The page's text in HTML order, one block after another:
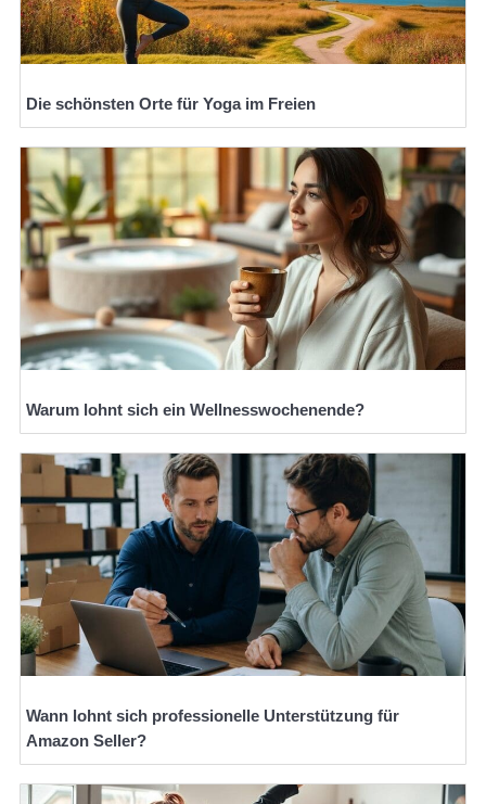
Die schönsten Orte für Yoga im Freien
Warum lohnt sich ein Wellnesswochenende?
Wann lohnt sich professionelle Unterstützung für
Amazon Seller?